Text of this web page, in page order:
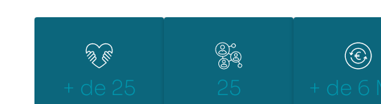
+ de 25
25 + de 6